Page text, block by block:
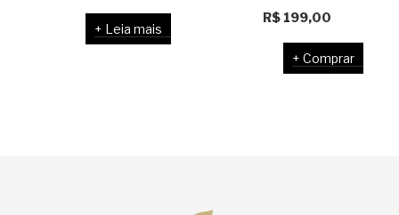
Leia mais
R$ 199,00
Comprar